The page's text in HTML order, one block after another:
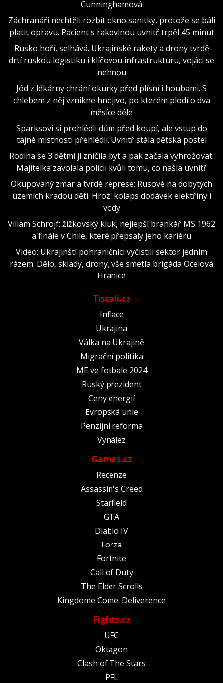
Cunninghamová
Záchranáři nechtěli rozbít okno sanitky, protože se báli
platit opravu. Pacient s rakovinou uvnitř trpěl 45 minut
Rusko hoří, selhává. Ukrajinské rakety a drony tvrdě
drtí ruskou logistiku i klíčovou infrastrukturu, vojáci se
nehnou
Jód z lékárny chrání okurky před plísní i houbami. S
chlebem z něj vznikne hnojivo, po kterém plodí o dva
měsíce déle
Sparksovi si prohlédli dům před koupí, ale vstup do
tajné místnosti přehlédli. Uvnitř stála dětská postel
Rodina se 3 dětmi jí zničila byt a pak začala vyhrožovat.
Majitelka zavolala policii kvůli tomu, co našla uvnitř
Okupovaný zmar a tvrdé represe: Rusové na dobytých
územích kradou děti. Hrozí kolaps dodávek elektřiny i
vody
Viliam Schrojf: žižkovský kluk, nejlepší brankář MS 1962
a finále v Chile, které přepsaly jeho kariéru
Video: Ukrajinští pohraničníci vyčistili sektor jedním
rázem. Dělo, sklady, drony, vše smetla brigáda Ocelová
Hranice
Tiscali.cz
Inflace
Ukrajina
Válka na Ukrajině
Migrační politika
ME ve fotbale 2024
Ruský prezident
Ceny energií
Evropská unie
Penzijní reforma
Vynález
Games.cz
Recenze
Assassin's Creed
Starfield
GTA
Diablo IV
Forza
Fortnite
Call of Duty
The Elder Scrolls
Kingdome Come: Deliverence
Fights.cz
UFC
Oktagon
Clash of The Stars
PFL